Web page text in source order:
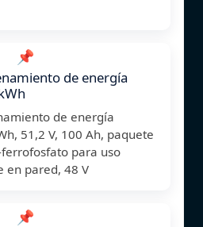
📌
de energía
de energía
51,2 V, 100 Ah, paquete
para uso
en pared, 48 V
📌